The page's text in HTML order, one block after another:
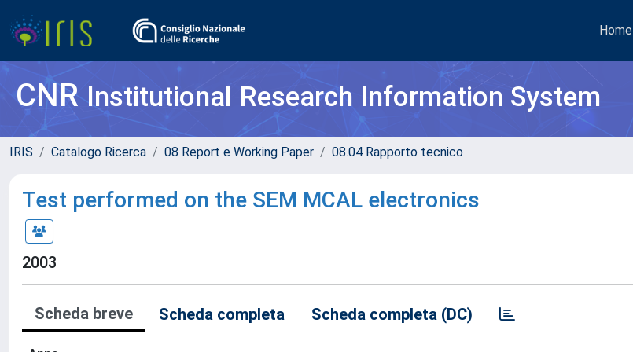
Home
CNRInstitutional Research Information System
IRIS Catalogo Ricerca 08 Report e Working Paper 08.04 Rapporto tecnico
Test performed on the SEM MCAL electronics
2003
Scheda breve Scheda completa Scheda completa (DC)